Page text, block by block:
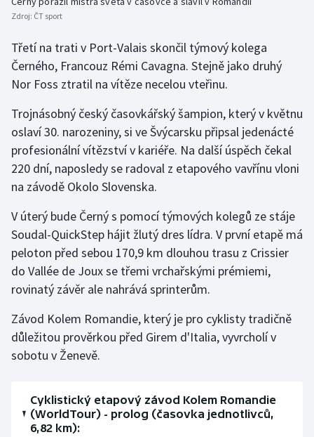
Lyže a snowboard
Moderní pětiboj
Motorsport
Olympijské hry
Parasport
Plavání
Plážový volejbal
Ragby
Rychlobruslení
Rychlostní kanoistika
Short track
Sportovní střelba
Stolní tenis
Zdroj: ČT sport
Třetí na trati v Port-Valais skončil týmový kolega
Černého, Francouz Rémi Cavagna. Stejně jako druhý
Nor Foss ztratil na vítěze necelou vteřinu.
Trojnásobný český časovkářský šampion, který v květnu
oslaví 30. narozeniny, si ve Švýcarsku připsal jedenácté
profesionální vítězství v kariéře. Na další úspěch čekal
220 dní, naposledy se radoval z etapového vavřínu vloni
na závodě Okolo Slovenska.
V úterý bude Černý s pomocí týmových kolegů ze stáje
Soudal-QuickStep hájit žlutý dres lídra. V první etapě má
peloton před sebou 170,9 km dlouhou trasu z Crissier
do Vallée de Joux se třemi vrchařskými prémiemi,
rovinatý závěr ale nahrává sprinterům.
Závod Kolem Romandie, který je pro cyklisty tradičně
důležitou prověrkou před Girem d'Italia, vyvrcholí v
sobotu v Ženevě.
Cyklistický etapový závod Kolem Romandie
(WorldTour) - prolog (časovka jednotlivců,
6,82 km):